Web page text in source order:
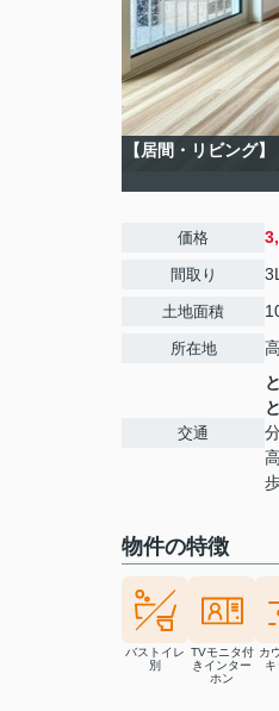
【居間・リビング】
価格
間取り
土地面積
所在地
交通
物件の特徴
バストイレ
別
TVモニタ付
きインター
ホン
カ
キ